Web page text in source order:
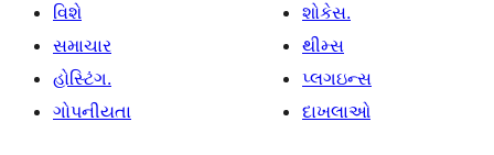
વિશે
સમાચાર
હોસ્ટિંગ.
ગોપનીયતા
શોકેસ.
થીમ્સ
પ્લગઇન્સ
દાખલાઓ